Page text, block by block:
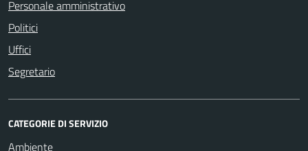
Personale amministrativo
Politici
Uffici
Segretario
CATEGORIE DI SERVIZIO
Ambiente